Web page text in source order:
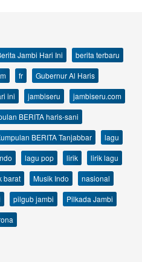
Jambi Hari Ini
berita terbaru
fr
Gubernur Al Haris
ini jambiseru
jambiseru.com
BERITA haris-sani
BERITA Tanjabbar
lagu
lagu pop lirik
lirik lagu
barat Musik Indo
nasional
pilgub jambi
Pilkada Jambi